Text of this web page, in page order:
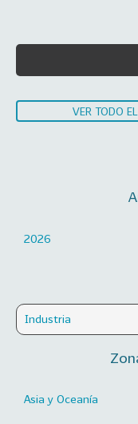
VER TODO
2026
Industria
Asia y Oceanía